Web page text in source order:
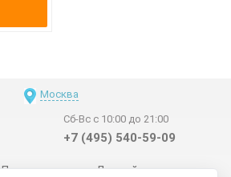
Москва
Сб-Вс с 10:00 до 21:00
+7 (495) 540-59-09
Поставщикам Личный счет